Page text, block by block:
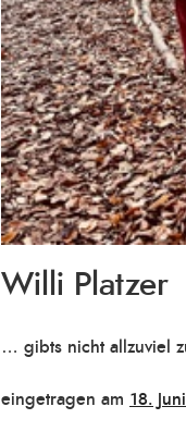
Willi Platzer
… gibts nicht allzuviel
eingetragen am 18.